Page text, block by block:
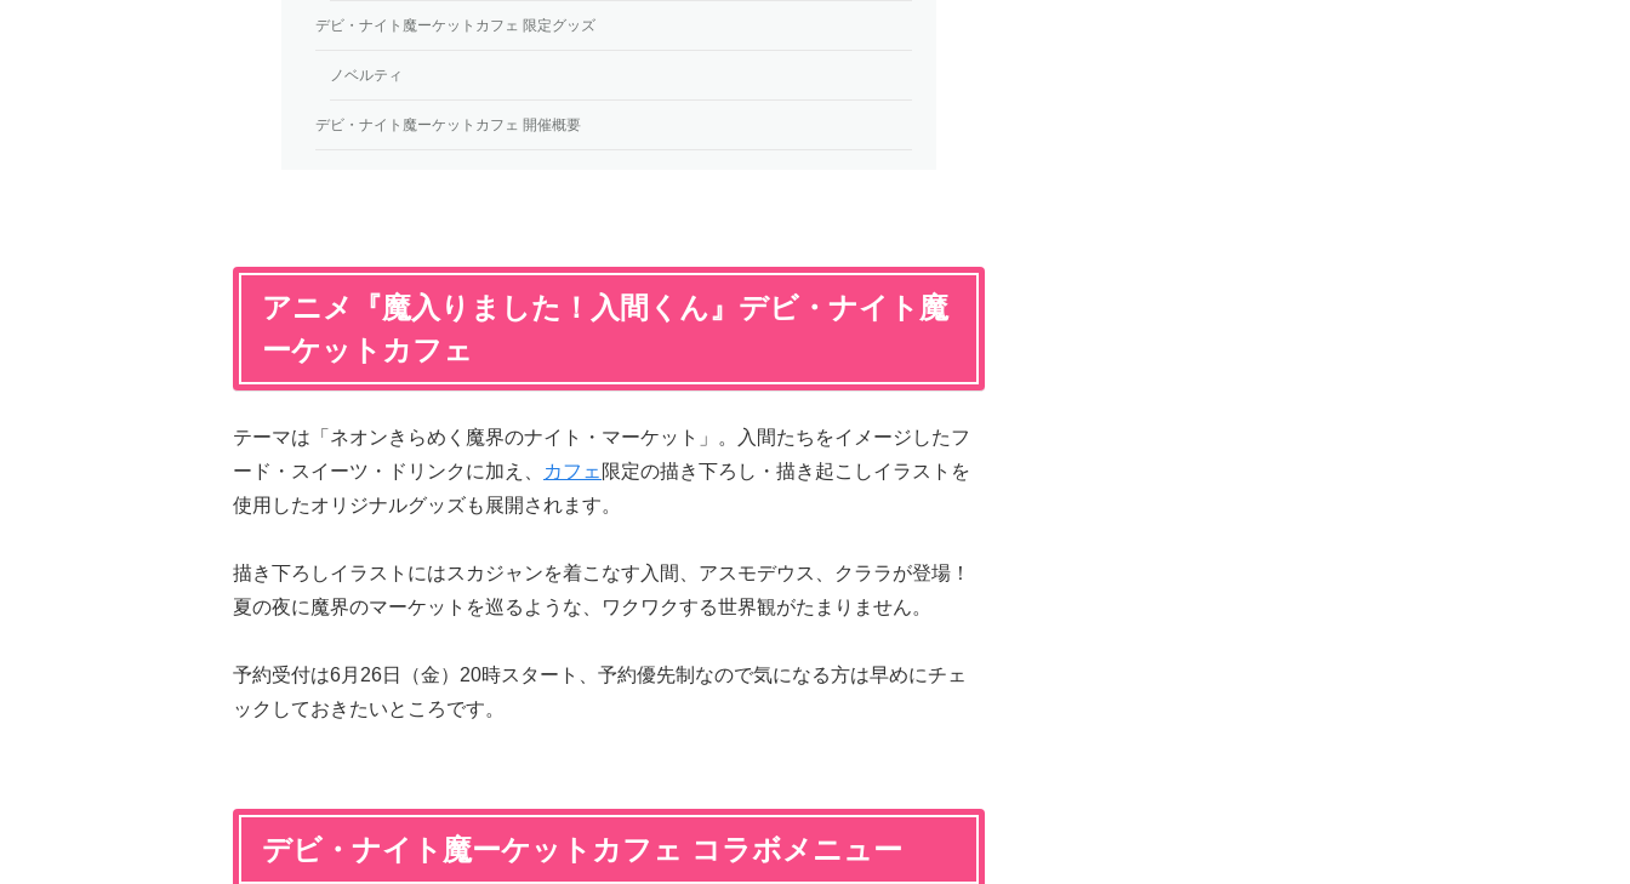
デビ・ナイト魔ーケットカフェ 限定グッズ
ノベルティ
デビ・ナイト魔ーケットカフェ 開催概要
アニメ『魔入りました！入間くん』デビ・ナイト魔
ーケットカフェ
テーマは「ネオンきらめく魔界のナイト・マーケット」。入間たちをイメージしたフ
ード・スイーツ・ドリンクに加え、
カフェ 限定の描き下ろし・描き起こしイラストを
使用したオリジナルグッズも展開されます。
描き下ろしイラストにはスカジャンを着こなす入間、アスモデウス、クララが登場！
夏の夜に魔界のマーケットを巡るような、ワクワクする世界観がたまりません。
予約受付は6月26日（金）20時スタート、予約優先制なので気になる方は早めにチェ
ックしておきたいところです。
デビ・ナイト魔ーケットカフェ コラボメニュー